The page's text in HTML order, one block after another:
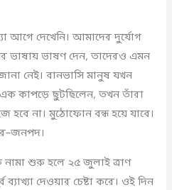
আগে দেখেনি। আমাদের দুর্যোগ
ভাষায় ভাষণ দেন, তাদেরও এমন
নেই। বানভাসি মানুষ যখন
কাপড়ে ছুটছিলেন, তখন তাঁরা
হবে না। মুঠোফোন বন্ধ হয়ে যাবে।
নামা শুরু হলে ২৫ জুলাই ত্রাণ
দেওয়ার চেষ্টা করে। ওই দিন